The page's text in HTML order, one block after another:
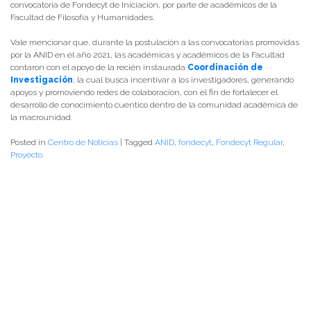
convocatoria de Fondecyt de Iniciación, por parte de académicos de la
Facultad de Filosofía y Humanidades.
Vale mencionar que, durante la postulación a las convocatorias promovidas
por la ANID en el año 2021, las académicas y académicos de la Facultad
contaron con el apoyo de la recién instaurada Coordinación de
Investigación, la cual busca incentivar a los investigadores, generando
apoyos y promoviendo redes de colaboración, con el fin de fortalecer el
desarrollo de conocimiento cuentico dentro de la comunidad académica de
la macrounidad.
Posted in Centro de Noticias Tagged ANID, fondecyt, Fondecyt Regular,
Proyecto.